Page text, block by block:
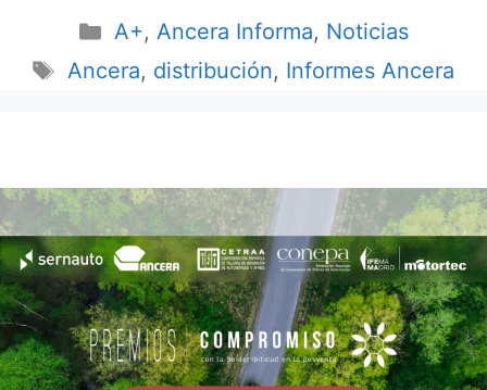
A+, Ancera Informa, Noticias
Ancera, distribución, Informes Ancera